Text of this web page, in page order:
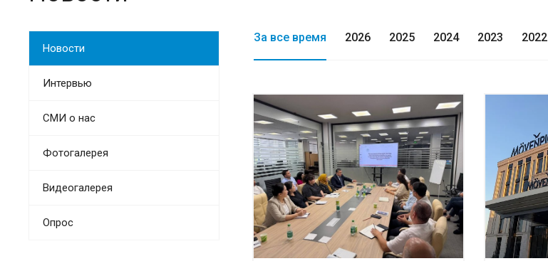
За все время 2026 2025 2024 2023 2022
Новости
Интервью
СМИ о нас
Фотогалерея
Видеогалерея
Опрос